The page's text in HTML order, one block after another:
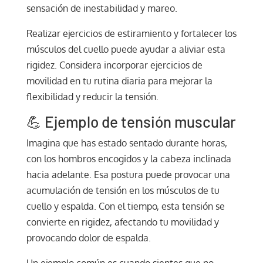
sensación de inestabilidad y mareo.
Realizar ejercicios de estiramiento y fortalecer los
músculos del cuello puede ayudar a aliviar esta
rigidez. Considera incorporar ejercicios de
movilidad en tu rutina diaria para mejorar la
flexibilidad y reducir la tensión.
💪 Ejemplo de tensión muscular
Imagina que has estado sentado durante horas,
con los hombros encogidos y la cabeza inclinada
hacia adelante. Esa postura puede provocar una
acumulación de tensión en los músculos de tu
cuello y espalda. Con el tiempo, esta tensión se
convierte en rigidez, afectando tu movilidad y
provocando dolor de espalda.